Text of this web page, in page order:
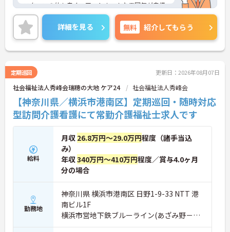
スタッフの仲も良く、アットホームな雰囲気が自慢
です。
ご興味ある方には、面接対策ポイントなど、詳細を
お話しいたしますのでお気軽にご相談ください
詳細を見る 無料 紹介してもらう
定期巡回 更新日：2026年08月07日
社会福祉法人秀峰会瑞穂の大地 ケア24 社会福祉法人秀峰会
【神奈川県／横浜市港南区】定期巡回・随時対応
型訪問介護看護にて常勤介護福祉士求人です
給料
月収 26.8万円～29.0万円程度（諸手当込
み）
年収340万円～410万円程度／賞与4.0ヶ月
分の場合
勤務地
神奈川県 横浜市港南区 日野1-9-33 NTT 港
南ビル1F
横浜市営地下鉄ブルーライン(あざみ野－湘
南台)「港南中央駅」徒歩11分